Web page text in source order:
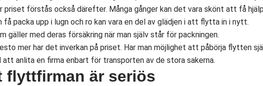
priset förstås också därefter. Många gånger kan det vara skönt att få hjälp
packa upp i lugn och ro kan vara en del av glädjen i att flytta in i nytt.
gäller med deras försäkring när man själv står för packningen.
mer har det inverkan på priset. Har man möjlighet att påbörja flytten
anlita en firma enbart för transporten av de stora sakerna.
flyttfirman är seriös